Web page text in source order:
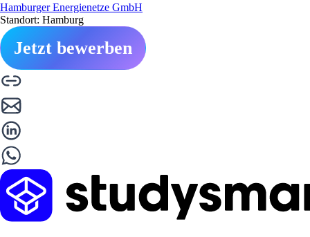
Hamburger Energienetze GmbH
Standort: Hamburg
Jetzt bewerben